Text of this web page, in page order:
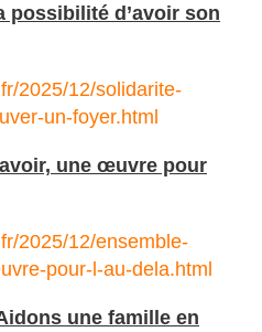
possibilité d’avoir son
2025/12/solidarite-
un-foyer.html
une œuvre pour
2025/12/ensemble-
pour-l-au-dela.html
une famille en